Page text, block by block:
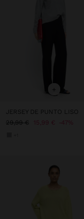
+
JERSEY DE PUNTO LISO
29,99 €
15,99 € 47%